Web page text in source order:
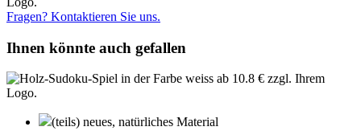
Fragen? Kontaktieren Sie uns.
Ihnen könnte auch gefallen
(teils) neues, natürliches Material